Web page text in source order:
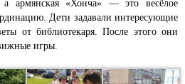
а армянская «Хонча» — это весёлое
Дети задавали интересующие
от библиотекаря. После этого они
игры.